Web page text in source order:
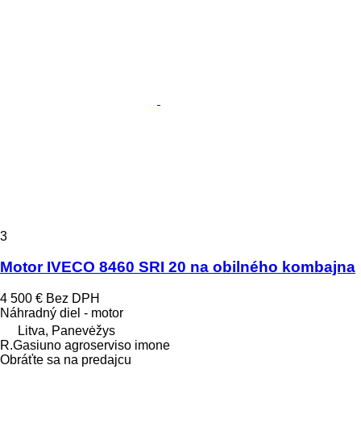
3
Motor IVECO 8460 SRI 20 na obilného kombajna
4 500 € Bez DPH
Náhradný diel - motor
Litva, Panevėžys
R.Gasiuno agroserviso imone
Obráťte sa na predajcu